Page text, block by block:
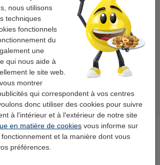
nous utilisons
techniques
fonctionnels
du
une
qui nous aide à
le site web.
montrer
qui correspondent à vos centres
donc utiliser des cookies pour suivre
à l'intérieur et à l'extérieur de notre site
en matière de cookies vous informe sur
et la manière dont vous
préférences.
MN1500
pièces
de TVA
123encre papier d'impression 1
ramette de 500 feuilles A4 - 80
g/m²
Inclus : 21% de TVA